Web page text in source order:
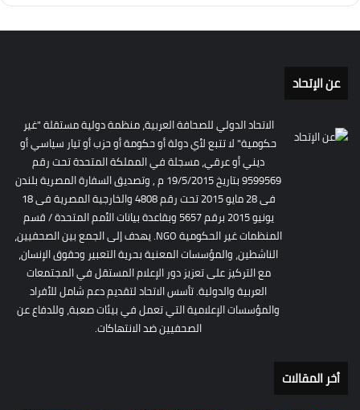
عن الإتحاد
الاتحاد الدولي للصحافة العربية، منظمة دولية مستقلة "غير
حكومية" لا تتبع لأي دولة أو حكومة أو حزب أو تيار سياسي أو
ديني أو عرقي، مسجلة في المملكة المتحدة تحت رقم
9599569 بتاريخ 19/5/2015 م , وتصديق السفارة المصرية بلندن
فى 28 مايو 2015 تحت رقم 4808 والخارجية المصرية فى 18
يونيو 2015 برقم 5657 وبقاعدة بيانات الأمم المتحدة / قسم
المنظمات غير الحكومية NGO. يهدف إلى الجمع بين الصحفيين،
الناشطين، والمؤسسات المعنية بحرية التعبير وحقوق الإنسان،
مع التركيز على تعزيز دور الإعلام المستقل في المجتمعات
العربية والدولية. تأسس الاتحاد لتقديم دعم شامل للأفراد
والمؤسسات الإعلامية التي تعمل في بيئات صعبة، وللدفاع عن
الصحفيين ضد الانتهاكات.
أخر المقالات